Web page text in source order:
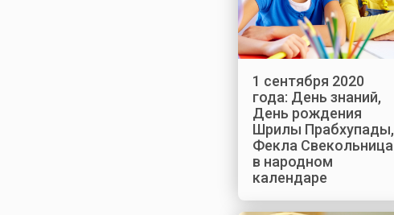
1 сентября 2020
года: День знаний,
День рождения
Шрилы Прабхупады,
Фекла Свекольница
в народном
календаре